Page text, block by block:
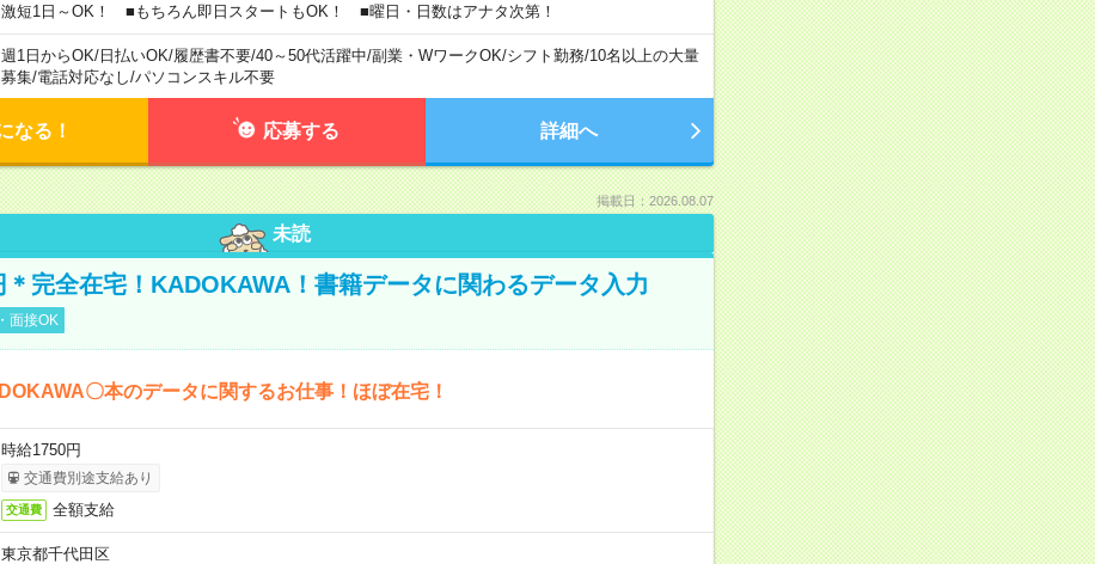
激短1日～OK！ ■もちろん即日スタートもOK！ ■曜日・日数はアナタ次第！
週1日からOK/日払いOK/履歴書不要/40～50代活躍中/副業・WワークOK/シフト勤務/10名以上の大量
募集/電話対応なし/パソコンスキル不要
なる！ 応募する 詳細へ
掲載日：2026.08.07
未読
＊完全在宅！KADOKAWA！書籍データに関わるデータ入力
面接OK
〇本のデータに関するお仕事！ほぼ在宅！
時給1750円
交通費別途支給あり
交通費 全額支給
東京都千代田区